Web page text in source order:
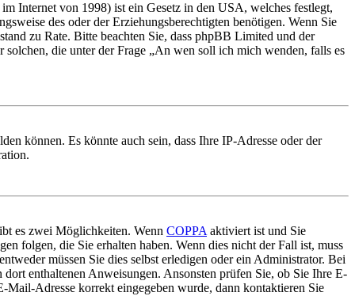
Internet von 1998) ist ein Gesetz in den USA, welches festlegt,
des oder der Erziehungsberechtigten benötigen. Wenn Sie
zu Rate. Bitte beachten Sie, dass phpBB Limited und der
die unter der Frage „An wen soll ich mich wenden, falls es
können. Es könnte auch sein, dass Ihre IP-Adresse oder der
es zwei Möglichkeiten. Wenn COPPA aktiviert ist und Sie
folgen, die Sie erhalten haben. Wenn dies nicht der Fall ist, muss
müssen Sie dies selbst erledigen oder ein Administrator. Bei
enthaltenen Anweisungen. Ansonsten prüfen Sie, ob Sie Ihre E-
Adresse korrekt eingegeben wurde, dann kontaktieren Sie